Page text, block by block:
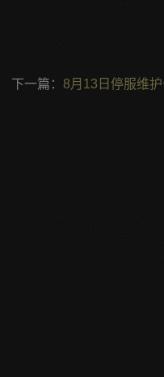
下一篇： 8月13日停服维